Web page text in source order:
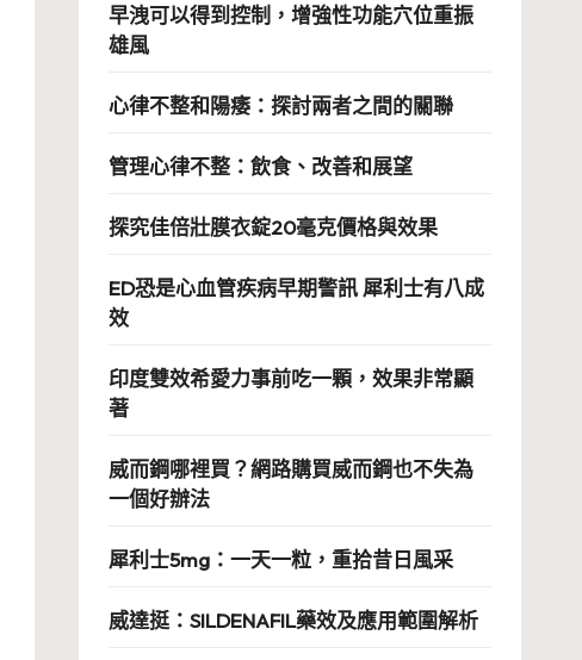
早洩可以得到控制，增強性功能穴位重振
雄風
心律不整和陽痿：探討兩者之間的關聯
管理心律不整：飲食、改善和展望
探究佳倍壯膜衣錠20毫克價格與效果
ED恐是心血管疾病早期警訊 犀利士有八成
效
印度雙效希愛力事前吃一顆，效果非常顯
著
威而鋼哪裡買？網路購買威而鋼也不失為
一個好辦法
犀利士5mg：一天一粒，重拾昔日風采
威達挺：SILDENAFIL藥效及應用範圍解析